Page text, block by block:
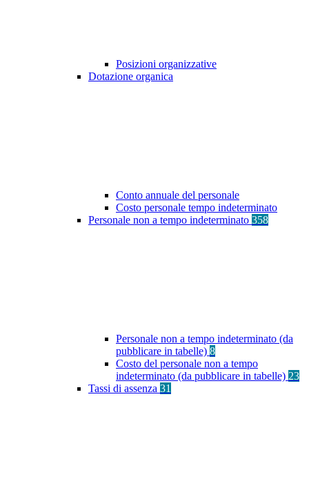
Posizioni organizzative
Dotazione organica
Conto annuale del personale
Costo personale tempo indeterminato
Personale non a tempo indeterminato 358
Personale non a tempo indeterminato (da
pubblicare in tabelle) 8
Costo del personale non a tempo
indeterminato (da pubblicare in tabelle) 23
Tassi di assenza 31